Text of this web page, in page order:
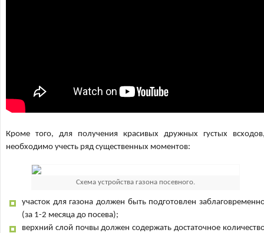
Кроме того, для получения красивых дружных густых
необходимо учесть ряд существенных моментов:
Схема устройства газона посевного.
участок для газона должен быть подготовлен
(за 1-2 месяца до посева);
верхний слой почвы должен содержать достаточное